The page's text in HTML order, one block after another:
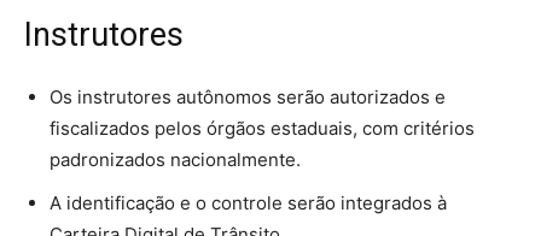
Instrutores
Os instrutores autônomos serão autorizados e
fiscalizados pelos órgãos estaduais, com critérios
padronizados nacionalmente.
A identificação e o controle serão integrados à